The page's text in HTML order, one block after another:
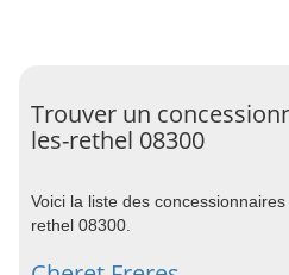
Trouver un
les-rethel 08300
Voici la liste des
rethel 08300.